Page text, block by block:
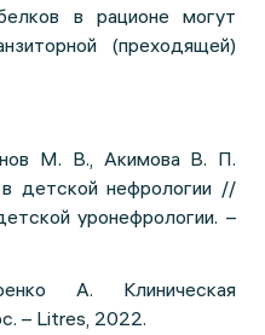
в рационе могут
(преходящей)
М. В., Акимова В. П.
детской нефрологии //
уронефрологии. –
А. Клиническая
– Litres, 2022.